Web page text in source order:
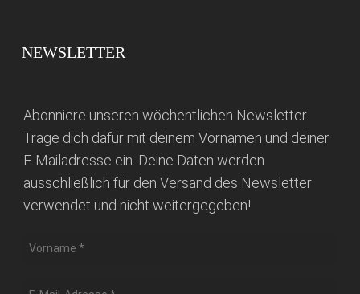
NEWSLETTER
Abonniere unseren wöchentlichen Newsletter.
Trage dich dafür mit deinem Vornamen und deiner
E-Mailadresse ein. Deine Daten werden
ausschließlich für den Versand des Newsletter
verwendet und nicht weitergegeben!